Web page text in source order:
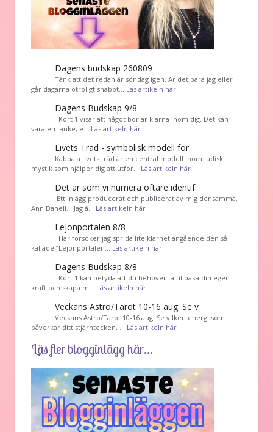
Dagens budskap 260809
Tänk att det redan är söndag igen. Är det bara jag eller
går dagarna otroligt snabbt… Läs artikeln här
Dagens Budskap 9/8
Kort 1 visar att något börjar klarna inom dig. Det kan
vara en tanke, e… Läs artikeln här
Livets Träd - symbolisk modell för
Kabbala livets träd är en central modell inom judisk
mystik som hjälper dig att utfor… Läs artikeln här
Det är som vi numera oftare identif
͏ Ett inlägg producerat och publicerat av mig densamma,
Ann Danell. Jag ä… Läs artikeln här
Lejonportalen 8/8
Här försöker jag sprida lite klarhet angående den så
kallade ”Lejonportalen… Läs artikeln här
Dagens Budskap 8/8
Kort 1 kan betyda att du behöver ta tillbaka din egen
kraft och skapa m… Läs artikeln här
Veckans Astro/Tarot 10-16 aug. Se v
Veckans Astro/Tarot 10-16 aug. Se vilken energi som
påverkar ditt stjärntecken. … Läs artikeln här
Läs fler blogginlägg här...